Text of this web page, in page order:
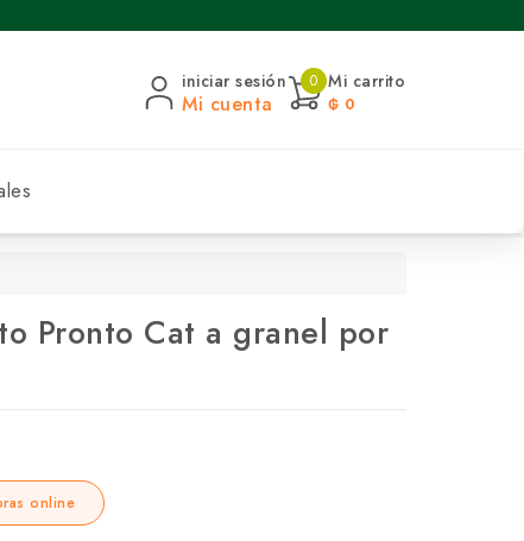
iniciar sesión
Mi cuenta
0 Mi carrito
₲ 0
Pronto Cat a granel por
online